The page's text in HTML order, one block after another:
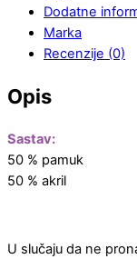
Dodatne
Marka
Recenzije (0)
Opis
Sastav:
50 % pamuk
50 % akril
U slučaju da ne